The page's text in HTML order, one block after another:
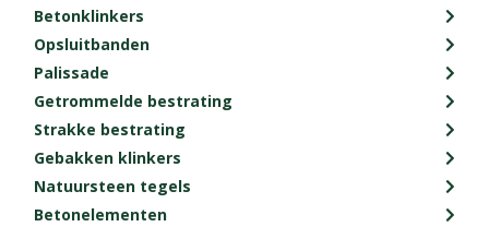
Betonklinkers
Opsluitbanden
Palissade
Getrommelde bestrating
Strakke bestrating
Gebakken klinkers
Natuursteen tegels
Betonelementen